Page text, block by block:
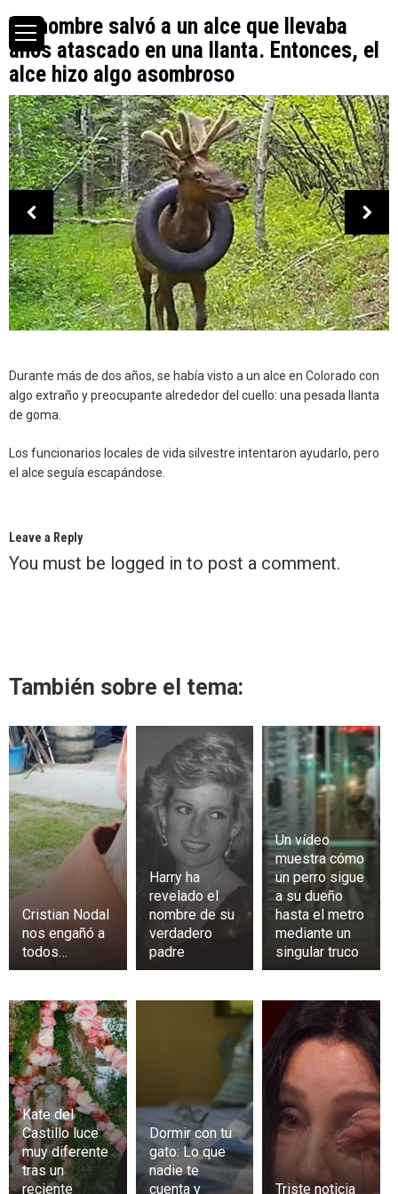
Un hombre salvó a un alce que llevaba
años atascado en una llanta. Entonces, el
alce hizo algo asombroso
Durante más de dos años, se había visto a un alce en Colorado con
algo extraño y preocupante alrededor del cuello: una pesada llanta
de goma.
Los funcionarios locales de vida silvestre intentaron ayudarlo, pero
el alce seguía escapándose.
Leave a Reply
You must be logged in to post a comment.
También sobre el tema:
Cristian Nodal
nos engañó a
todos…
Harry ha
revelado el
nombre de su
verdadero
padre
Un vídeo
muestra cómo
un perro sigue
a su dueño
hasta el metro
mediante un
singular truco
Kate del
Castillo luce
muy diferente
tras un
reciente
Dormir con tu
gato: Lo que
nadie te
cuenta y
Triste noticia